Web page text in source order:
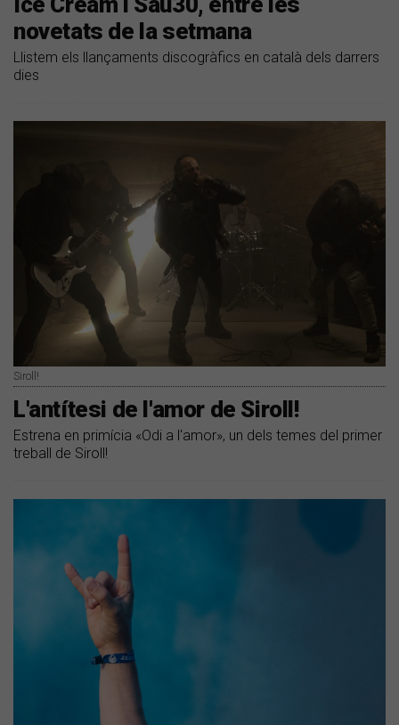
novetats de la setmana
Llistem els llançaments discogràfics en català dels darrers
dies
Siroll!
L'antítesi de l'amor de Siroll!
Estrena en primícia «Odi a l'amor», un dels temes del primer
treball de Siroll!